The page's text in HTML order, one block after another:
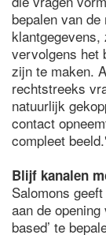
bepalen van
vervolgens het
zijn te maken.
rechtstreeks
natuurlijk
contact
compleet
Blijf kanalen
Salomons
aan de
based’ te